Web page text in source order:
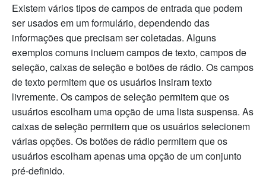
Existem vários tipos de campos de entrada que podem
ser usados em um formulário, dependendo das
informações que precisam ser coletadas. Alguns
exemplos comuns incluem campos de texto, campos de
seleção, caixas de seleção e botões de rádio. Os campos
de texto permitem que os usuários insiram texto
livremente. Os campos de seleção permitem que os
usuários escolham uma opção de uma lista suspensa. As
caixas de seleção permitem que os usuários selecionem
várias opções. Os botões de rádio permitem que os
usuários escolham apenas uma opção de um conjunto
pré-definido.